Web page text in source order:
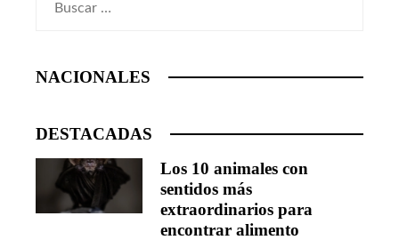
NACIONALES
DESTACADAS
Los 10 animales con
sentidos más
extraordinarios para
encontrar alimento